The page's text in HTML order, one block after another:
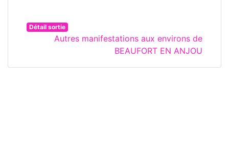
Détail sortie
Autres manifestations aux environs de
BEAUFORT EN ANJOU